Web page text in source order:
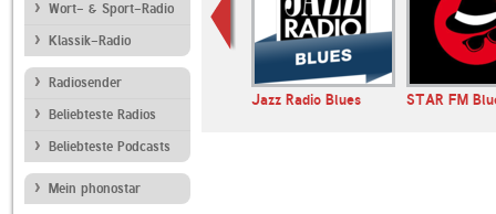
Wort- & Sport-Radio
Klassik-Radio
Radiosender
Beliebteste Radios
Beliebteste Podcasts
Mein phonostar
#1
Jazz Radio Blues STAR FM